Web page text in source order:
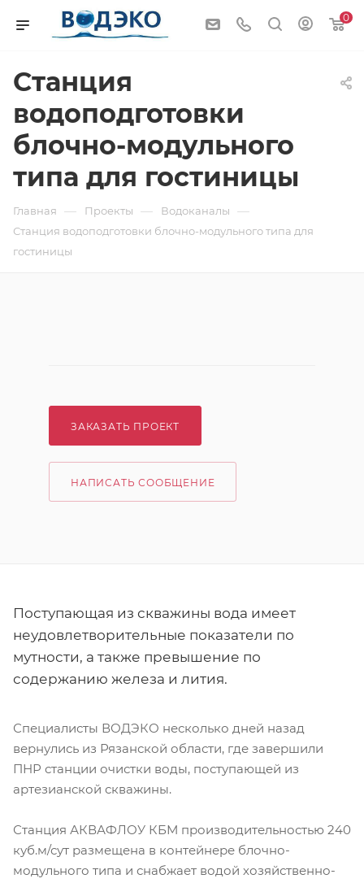
0
Станция
водоподготовки
блочно-модульного
типа для гостиницы
Главная — Проекты — Водоканалы —
Станция водоподготовки блочно-модульного типа для
гостиницы
ЗАКАЗАТЬ ПРОЕКТ
НАПИСАТЬ СООБЩЕНИЕ
Поступающая из скважины вода имеет
неудовлетворительные показатели по
мутности, а также превышение по
содержанию железа и лития.
Специалисты ВОДЭКО несколько дней назад
вернулись из Рязанской области, где завершили
ПНР станции очистки воды, поступающей из
артезианской скважины.
Станция АКВАФЛОУ КБМ производительностью 240
куб.м/сут размещена в контейнере блочно-
модульного типа и снабжает водой хозяйственно-